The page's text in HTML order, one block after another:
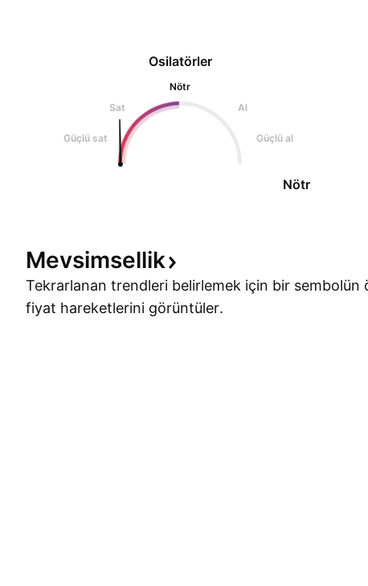
Osilatörler
Nötr
Sat
Al
Güçlü sat Güçlü al
Nötr
Mevsimsellik
Tekrarlanan trendleri belirlemek için bir sembolün
fiyat hareketlerini görüntüler.